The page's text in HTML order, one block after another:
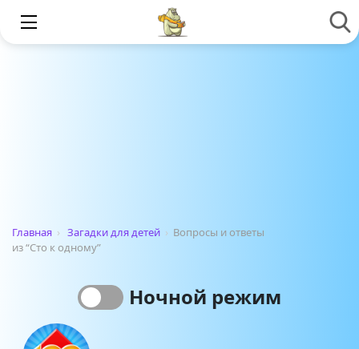
Главная › Загадки для детей › Вопросы и ответы
из “Сто к одному”
Ночной режим